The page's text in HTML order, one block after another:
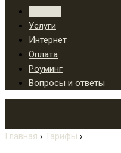
Услуги
Интернет
Оплата
Роуминг
Вопросы и ответы
Главная › Тарифы ›